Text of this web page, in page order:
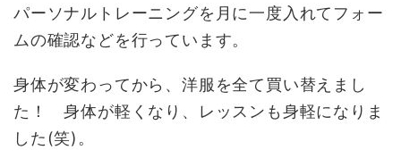
パーソナルトレーニングを月に一度入れてフォー
ムの確認などを行っています。
身体が変わってから、洋服を全て買い替えまし
た！ 身体が軽くなり、レッスンも身軽になりま
した(笑)。